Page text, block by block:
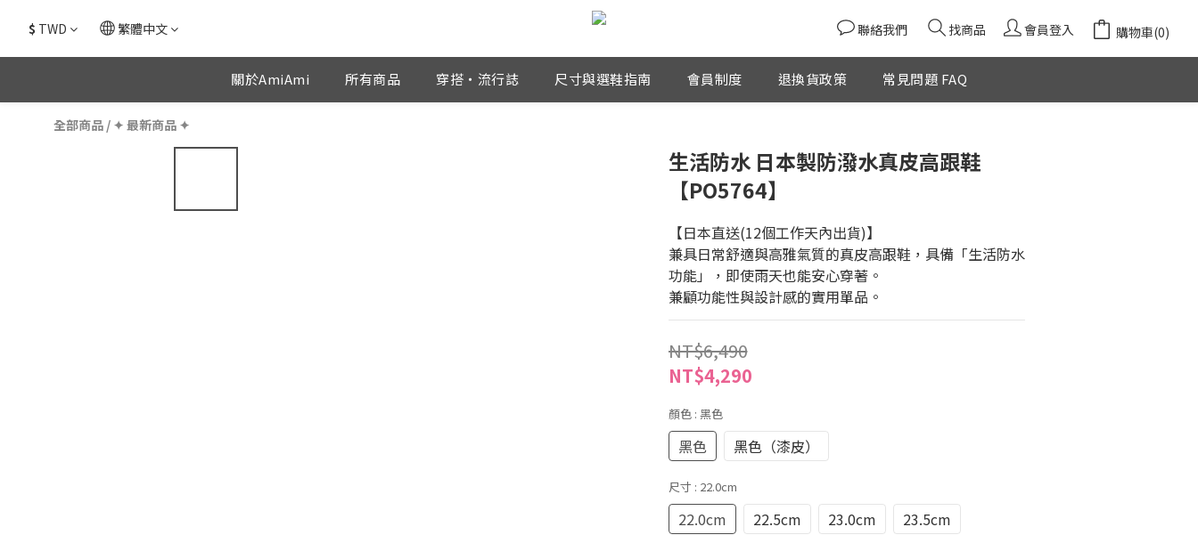
$ TWD 繁體中文 聯絡我們 找商品 會員登入 購物車(0)
關於AmiAmi 所有商品 穿搭・流行誌 尺寸與選鞋指南 會員制度 退換貨政策 常見問題 FAQ
全部商品 / ✦ 最新商品 ✦
生活防水 日本製防潑水真皮高跟鞋
【PO5764】
【日本直送(12個工作天內出貨)】
兼具日常舒適與高雅氣質的真皮高跟鞋，具備「生活防水
功能」，即使雨天也能安心穿著。
兼顧功能性與設計感的實用單品。
NT$6,490
NT$4,290
顏色 : 黑色
黑色 黑色（漆皮）
尺寸 : 22.0cm
22.0cm 22.5cm 23.0cm
23.5cm